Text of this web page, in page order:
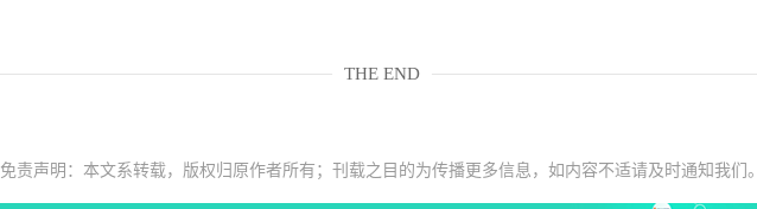
THE END
免责声明：本文系转载，版权归原作者所有；刊载之目的为传播更多信息，如内容不适请及时通知我们。